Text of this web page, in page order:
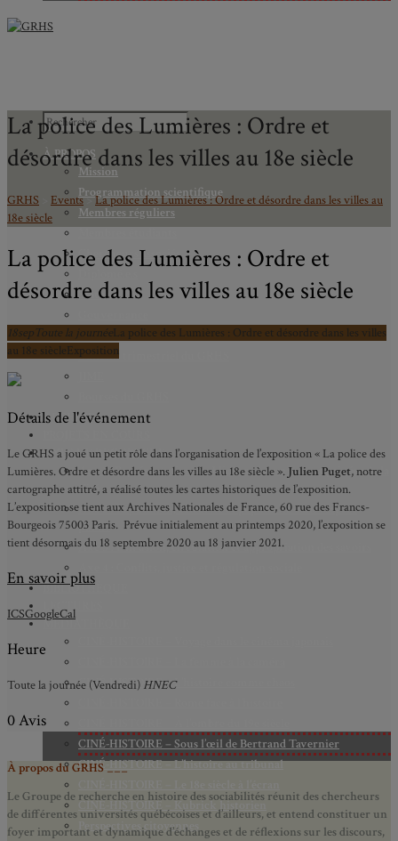
À PROPOS
Mission
Programmation scientifique
Membres réguliers
Chercheurs associés
Statuts
Partenaires
Bulletin trimestriel du GRHS
ARCHIVES
AXES DE RECHERCHE
Axe 1 : Représentations publiques, communes et privées de la
Cité
Axe 2 : Réputation, célébrité et popularité dans l’espace
public
Axe 3 : Diffusion, circulation et appropriation des savoirs
BIBLIOTHÈQUE
LECTURES
MÉDIATHÈQUE
CINÉ-HISTOIRE – L’histoire comme chaos
CINÉ-HISTOIRE – Sous l’œil de Bertrand Tavernier
CINÉ-HISTOIRE – L’histoire au tribunal
CINÉ-HISTOIRE – Kubrick historien
Perspectives citoyennes
La police des Lumières : Ordre et
désordre dans les villes au 18e siècle
GRHS Events>La police des Lumières : Ordre et désordre dans les villes au
18e siècle
La police des Lumières : Ordre et
désordre dans les villes au 18e siècle
18sepToute la journéeLa police des Lumières : Ordre et désordre dans les villes
au 18e siècleExposition
Détails de l'événement
Le GRHS a joué un petit rôle dans l’organisation de l’exposition « La police des
Lumières. Ordre et désordre dans les villes au 18e siècle ». Julien Puget, notre
cartographe attitré, a réalisé toutes les cartes historiques de l’exposition.
L’exposition se tient aux Archives Nationales de France, 60 rue des Francs-
Bourgeois 75003 Paris. Prévue initialement au printemps 2020, l’exposition se
tient désormais du 18 septembre 2020 au 18 janvier 2021.
En savoir plus
ICSGoogleCal
Heure
Toute la journée (Vendredi) HNEC
0 Avis
À propos du GRHS ___
Le Groupe de recherche en histoire des sociabilités réunit des chercheurs
de différentes universités québécoises et d’ailleurs, et entend constituer un
foyer important et dynamique d’échanges et de réflexions sur les discours,